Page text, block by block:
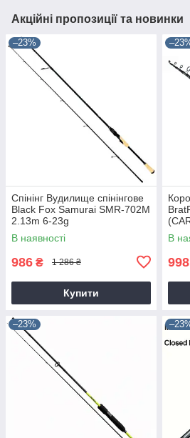
Акційні пропозиції та новинки
–23%
Спінінг Вудилище спінінгове
Black Fox Samurai SMR-702M
2.13m 6-23g
В наявності
986 ₴ 1 286 ₴
Купити
3.00
В
998
–23%